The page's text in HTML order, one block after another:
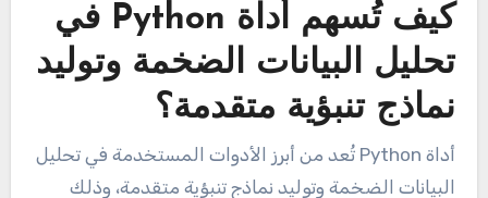
كيف تُسهم أداة Python في
تحليل البيانات الضخمة وتوليد
نماذج تنبؤية متقدمة؟
أداة Python تُعد من أبرز الأدوات المستخدمة في تحليل
البيانات الضخمة وتوليد نماذج تنبؤية متقدمة، وذلك